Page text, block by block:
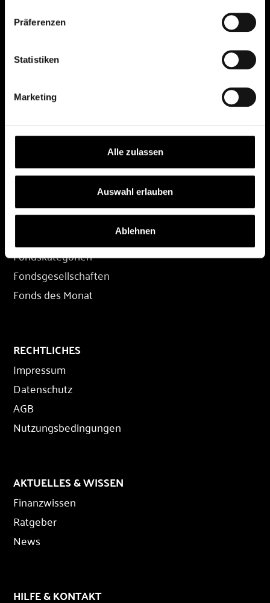
Präferenzen
Statistiken
Marketing
Alle zulassen
Auswahl erlauben
Ablehnen
All rights reserved.
Depot eröffnen
Depot übertragen
Konditionen
FONDS
Fondskategorien
Fondsgesellschaften
Fonds des Monat
RECHTLICHES
Impressum
Datenschutz
AGB
Nutzungsbedingungen
AKTUELLES & WISSEN
Finanzwissen
Ratgeber
News
HILFE & KONTAKT